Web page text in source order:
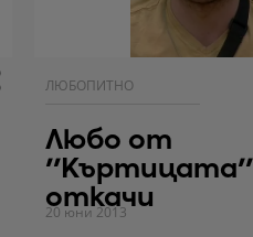
ЛЮБОПИТНО
Любо от
''Къртицата''
откачи
20 юни 2013